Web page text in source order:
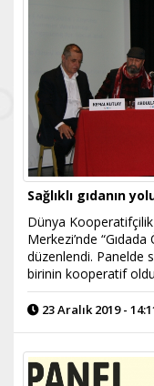
Sağlıklı gıdanın
Dünya
Merkezi’nde
düzenlendi. Panelde
birinin kooperatif
23 Aralık 2019 -